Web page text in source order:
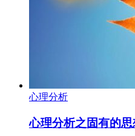
心理分析
心理分析之固有的